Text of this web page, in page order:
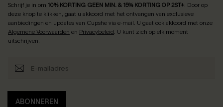
Schrijf je in om 10% KORTING GEEN MIN. & 15% KORTING OP 2ST+. Door op
deze knop te klikken, gaat u akkoord met het ontvangen van exclusieve
aanbiedingen en updates van Cupshe via e-mail. U gaat ook akkoord met onze
Algemene Voorwaarden en Privacybeleid. U kunt zich op elk moment
uitschrijven.
ABONNEREN